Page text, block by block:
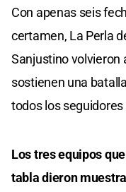
Con apenas seis
certamen, La Perla
Sanjustino volvieron
sostienen una
todos los
Los tres equipos
tabla dieron